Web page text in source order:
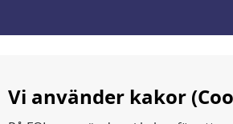
Vi använder kakor